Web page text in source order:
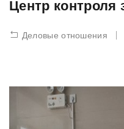
Центр контроля
Деловые отношения